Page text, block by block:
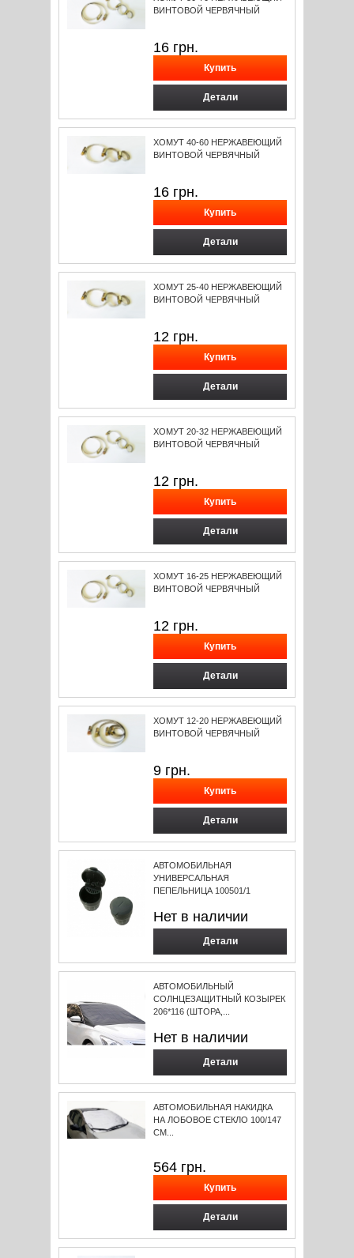
ВИНТОВОЙ ЧЕРВЯЧНЫЙ
16 грн.
Детали
ХОМУТ 40-60 НЕРЖАВЕЮЩИЙ
ВИНТОВОЙ ЧЕРВЯЧНЫЙ
16 грн.
Детали
ХОМУТ 25-40 НЕРЖАВЕЮЩИЙ
ВИНТОВОЙ ЧЕРВЯЧНЫЙ
12 грн.
Детали
ХОМУТ 20-32 НЕРЖАВЕЮЩИЙ
ВИНТОВОЙ ЧЕРВЯЧНЫЙ
12 грн.
Детали
ХОМУТ 16-25 НЕРЖАВЕЮЩИЙ
ВИНТОВОЙ ЧЕРВЯЧНЫЙ
12 грн.
Детали
ХОМУТ 12-20 НЕРЖАВЕЮЩИЙ
ВИНТОВОЙ ЧЕРВЯЧНЫЙ
9 грн.
Детали
АВТОМОБИЛЬНАЯ
УНИВЕРСАЛЬНАЯ
ПЕПЕЛЬНИЦА 100501/1
Нет в наличии
Детали
АВТОМОБИЛЬНЫЙ
СОЛНЦЕЗАЩИТНЫЙ КОЗЫРЕК
206*116 (ШТОРА,...
Нет в наличии
Детали
АВТОМОБИЛЬНАЯ НАКИДКА
НА ЛОБОВОЕ СТЕКЛО 100/147
СМ...
564 грн.
Детали